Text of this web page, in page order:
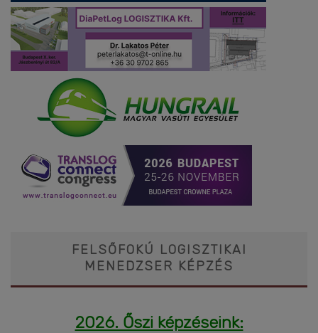
FELSŐFOKÚ LOGISZTIKAI
MENEDZSER KÉPZÉS
2026. Őszi képzéseink: